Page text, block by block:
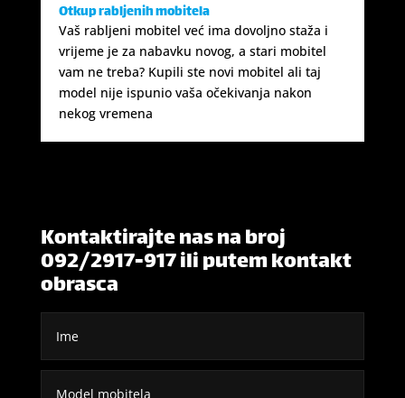
Otkup rabljenih mobitela
Vaš rabljeni mobitel već ima dovoljno staža i
vrijeme je za nabavku novog, a stari mobitel
vam ne treba? Kupili ste novi mobitel ali taj
model nije ispunio vaša očekivanja nakon
nekog vremena
Kontaktirajte nas na broj
092/2917-917 ili putem kontakt
obrasca